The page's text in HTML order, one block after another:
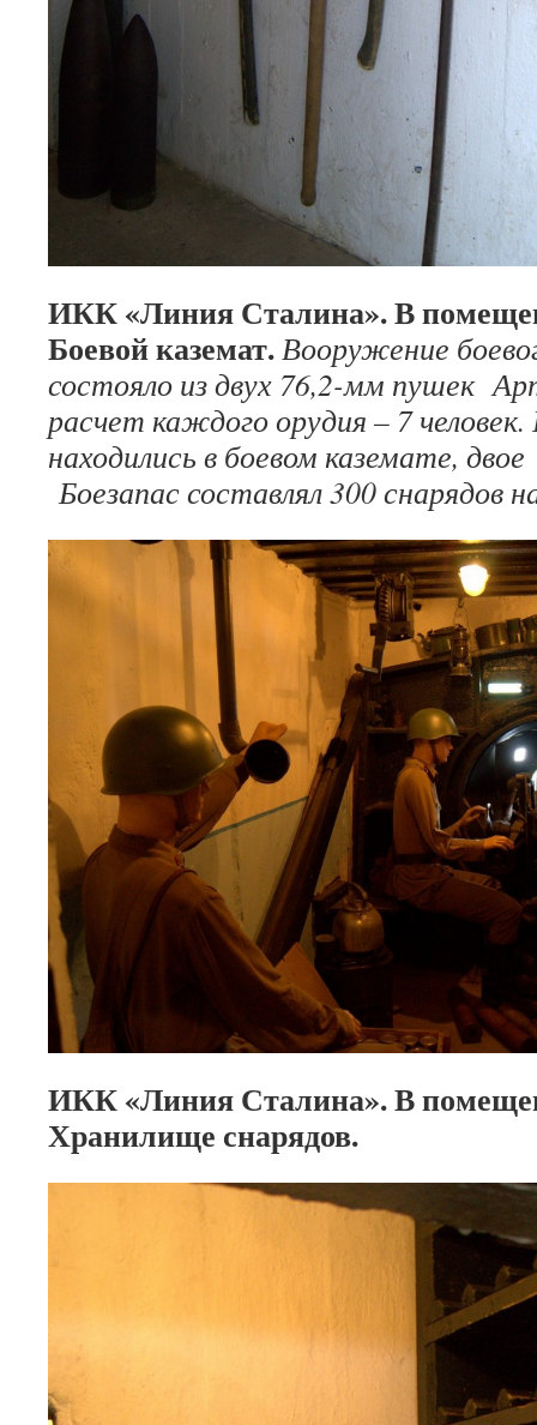
ИКК «Линия Сталина». В
Боевой каземат.Вооружение
состояло из двух 76,2-мм пушек
расчет каждого орудия – 7
находились в боевом каземате,
Боезапас составлял 300 снарядов
ИКК «Линия Сталина». В
Хранилище снарядов.